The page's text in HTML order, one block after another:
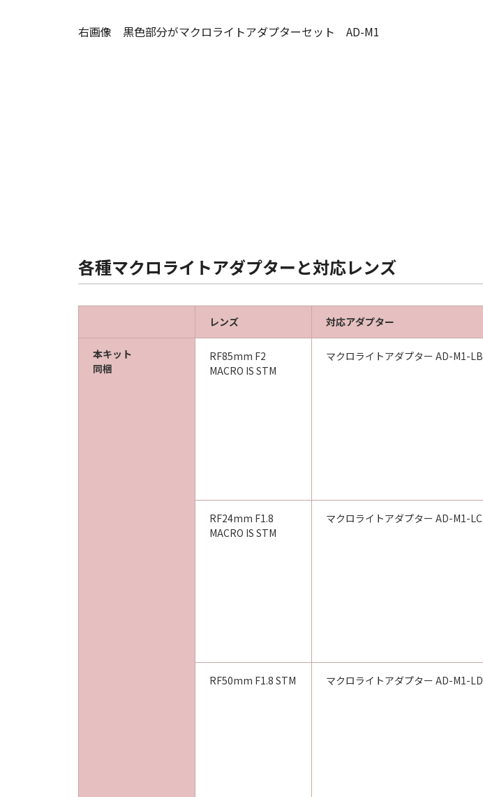
右画像 黒色部分がマクロライトアダプターセット AD-M1
各種マクロライトアダプターと対応レンズ
レンズ 対応アダプター
本キット
同梱
RF85mm F2
MACRO IS STM
マクロライトアダプター AD-M1-LB
RF24mm F1.8
MACRO IS STM
マクロライトアダプター AD-M1-LC
RF50mm F1.8 STM マクロライトアダプター AD-M1-LD